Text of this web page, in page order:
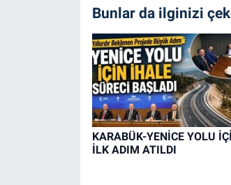
Bunlar da ilginizi
KARABÜK-YENİCE YOLU
İLK ADIM ATILDI